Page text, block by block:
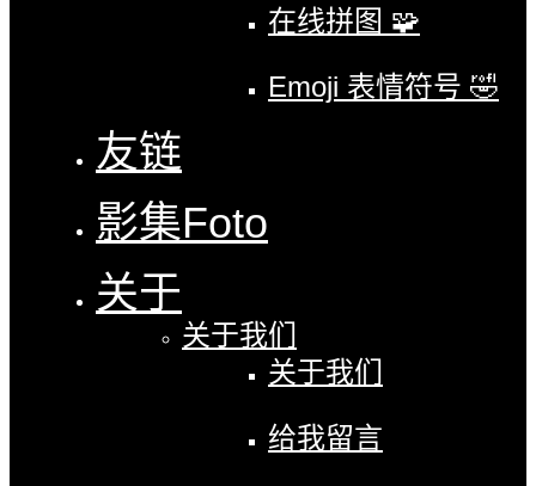
在线拼图 🧩
Emoji 表情符号 🤣
友链
影集Foto
关于
关于我们
关于我们
给我留言